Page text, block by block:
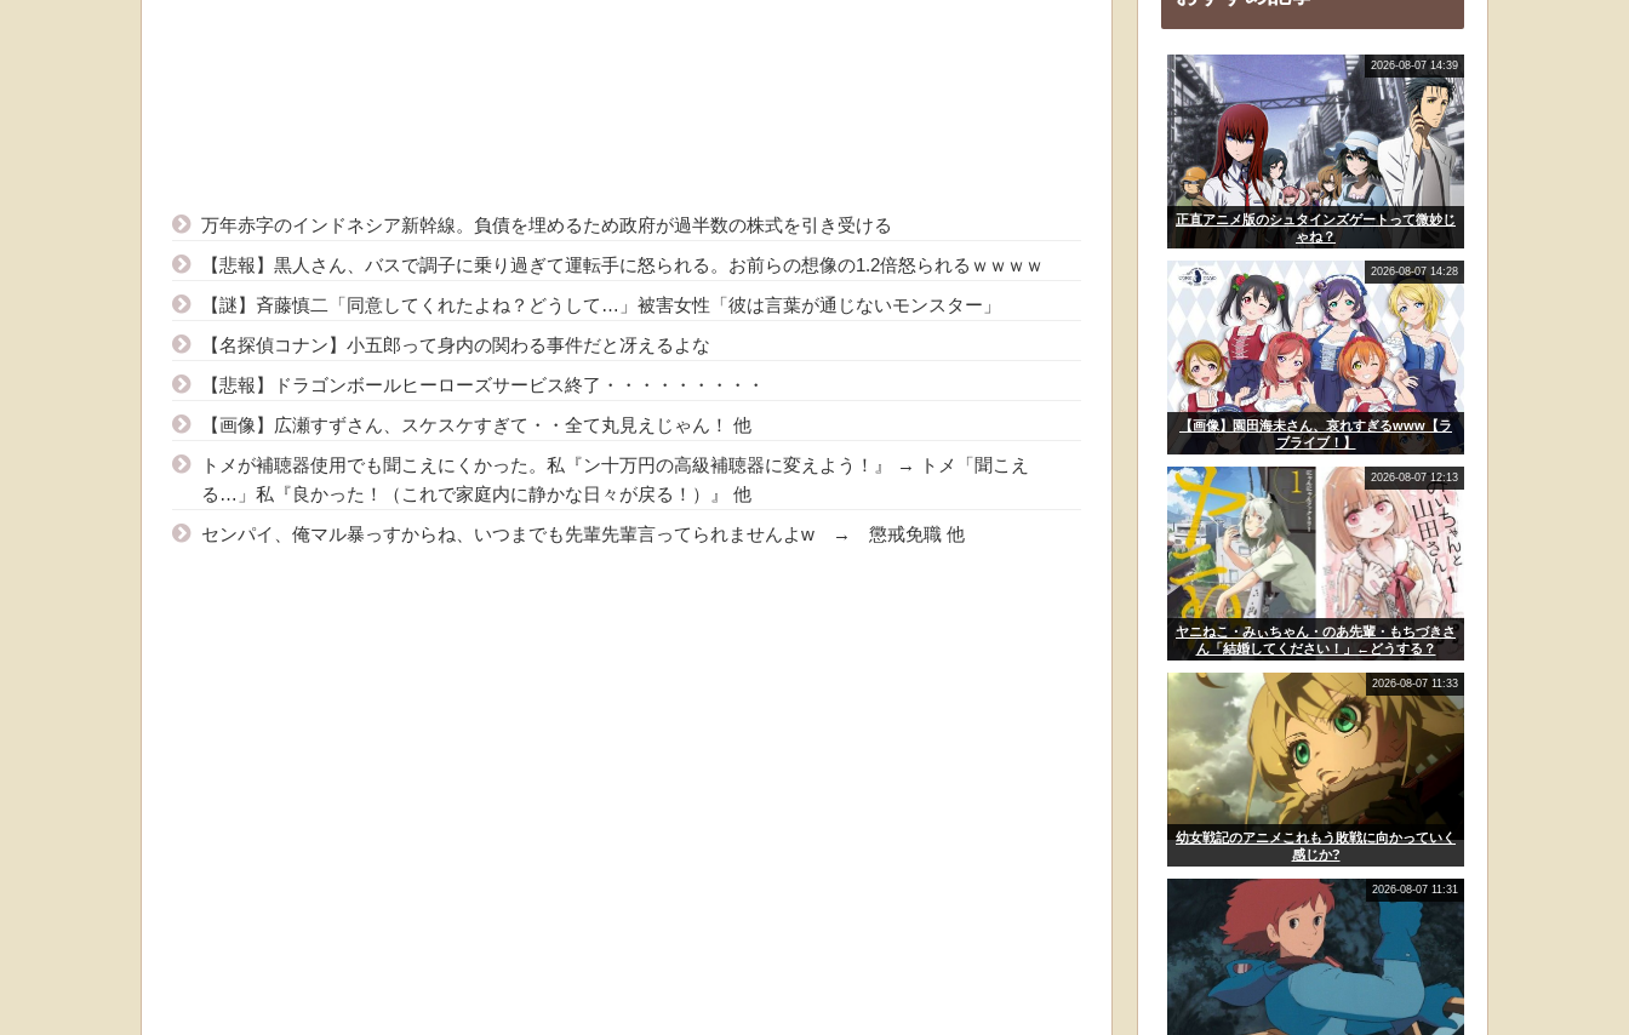
万年赤字のインドネシア新幹線。負債を埋めるため政府が過半数の株式を引き受ける
【悲報】黒人さん、バスで調子に乗り過ぎて運転手に怒られる。お前らの想像の1.2倍怒られるｗｗｗｗ
【謎】斉藤慎二「同意してくれたよね？どうして…」被害女性「彼は言葉が通じないモンスター」
【名探偵コナン】小五郎って身内の関わる事件だと冴えるよな
【悲報】ドラゴンボールヒーローズサービス終了・・・・・・・・・
【画像】広瀬すずさん、スケスケすぎて・・全て丸見えじゃん！ 他
トメが補聴器使用でも聞こえにくかった。私『ン十万円の高級補聴器に変えよう！』 → トメ「聞こえ
る…」私『良かった！（これで家庭内に静かな日々が戻る！）』 他
センパイ、俺マル暴っすからね、いつまでも先輩先輩言ってられませんよw → 懲戒免職 他
正直アニメ版のシュタインズゲートって微妙じ
ゃね？
2026-08-07 14:39
【画像】園田海未さん、哀れすぎるwww【ラ
ブライブ！】
2026-08-07 14:28
ヤニねこ・みぃちゃん・のあ先輩・もちづきさ
ん「結婚してください！」←どうする？
2026-08-07 12:13
幼女戦記のアニメこれもう敗戦に向かっていく
感じか?
2026-08-07 11:33
2026-08-07 11:31